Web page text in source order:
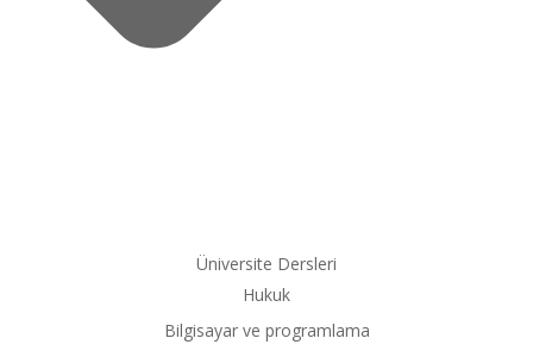
Üniversite Dersleri
Hukuk
Bilgisayar ve programlama